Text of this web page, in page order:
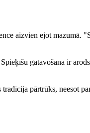
aizvien ejot mazumā.
gatavošana ir
pārtrūks, neesot